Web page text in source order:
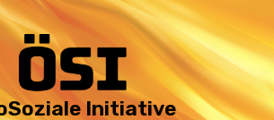
Initiative